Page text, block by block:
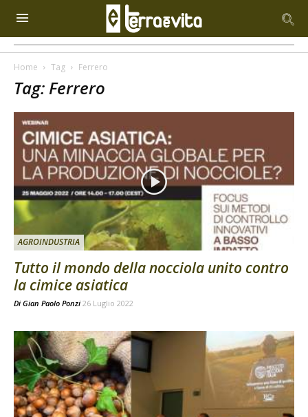
Home Tag Ferrero
Tag: Ferrero
AGROINDUSTRIA
Tutto il mondo della nocciola unito contro
la cimice asiatica
Di Gian Paolo Ponzi 26 Luglio 2022